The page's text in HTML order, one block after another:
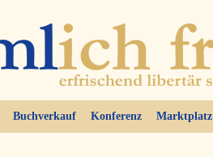
Buchverkauf Konferenz Marktplatz